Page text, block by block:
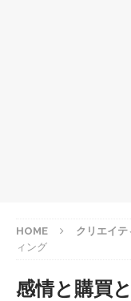
HOME クリエイテ
ィング
感情と購買